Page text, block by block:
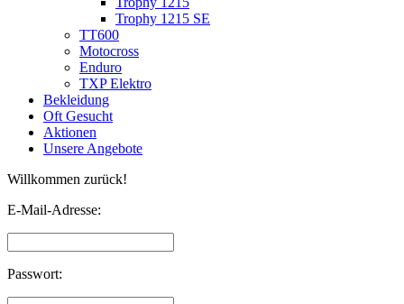
Trophy 1215 SE
TT600
Motocross
Enduro
TXP Elektro
Bekleidung
Oft Gesucht
Aktionen
Unsere Angebote
Willkommen zurück!
E-Mail-Adresse:
Passwort: